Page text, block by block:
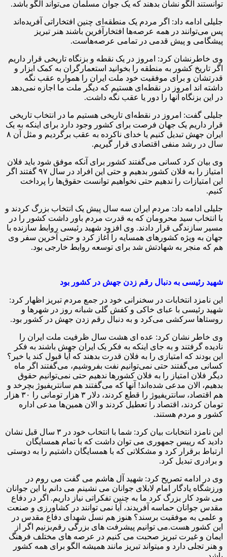
توانستند الگو نشان بدهند که یک جوان مسلمان می‌تواند الگو باشد.
جلیلی ادامه داد: اگر مردم یک منطقه‌ای چنین افتخاراتی آفریده‌اند
پس می‌توانند در همه عرصه‌ها افتخارآفرین باشند هنر تبریز
پیشگامی و پیش قدمی در تمامی عرصه‌هاست.
وی خاطرنشان کرد: امروز در یک نقطه و بزنگاه تاریخی قرار داریم
اگر تاریخ کشور به منطقه را بخوانید استعمارگران به کمک ابزار و
قدرتشان و برای موفقیت خود ملت ایران را همواره عقب نگه
داشته اند امروز در نقطه‌ای هستیم که دیگر ملت ما اجازه نمی‌دهد
در این بزنگاه آنها را دور یا عقب نگه داشت.
جلیلی گفت: امروز در نقطه‌ای تاریخی هستیم ما در انتخاب تاریخی
قرار داریم یک جهان فرصت برای کشور وجود دارد برای اینکه به یک
ایران جهش تبدیل کنیم یا خدای ناکرده به عقب برگردیم و مثل آن ۸
سال در رشد منفی اقتصادی قرار گیریم.
وی بیان کرد کسانی می‌گفتند کشور برای آنکه موفق شود باید فلان
امتیاز را به فلان کشور بدهیم و حتی این افراد در سال ۹۷ ‌گفتند اگر
این امتیازات را ندهیم حتی نخواهیم توانست حقوق‌ها را پرداخت
کنیم.
جلیلی ادامه داد: مردم ایران سه سال پیش یک انتخاب بزرگ کردند و
با انتخاب سید محرومان که به قدرت مردم باور داشت کشور را در
مسیر سازندگی قرار دادند. وی افزود شهید رئیسی روابط سازنده با
جهان به ویژه کشورهای همسایه را آغاز کرد و حتی آخرین سفر وی
هم که منجر به شهادتش شد برای توسعه روابط خارجی بود.
شهید رئیسی به دنبال رقم زدن جهش در کشور بود
این نامزد انتخابات در سخنرانی خود در جمع مردم تبریز اظهار کرد:
شهید رئیسی با عبای خاکی و کفش گلی شبانه روز در شهرها و
روستاها سرکشی می‌کرد و به دنبال رقم زدن جهش در کشور بود.
وی خاطر نشان کرد: عده ای هشت سال ظرفیت ملت ایران را
نادیده گرفتند و به جای اینکه به فکر یک ایران جهش باشند به فکر
این بودند که امتیازی را به فلان قدرت بدهند که آیا قبول کند یا خیر؟
کسانی می‌گفتند حتی نمی‌توانیم نفت بفروشیم، می‌گفتند اگر ماه
دیگر فلان امتیاز را به فلان کشورها ندهیم حتی نمی‌توانیم حقوق
بدهیم، الان مدعی شده‌اند! آنها که می‌گفتند هم سانتریفیوژ بچرخد و
هم اقتصاد، سانتریفیوژ را قطع کردند، دلار ۳ هزار تومانی را ۳۰ هزار
تومان کردند، اقتصاد را تعطیل کردند و الان همین‌ها مدعی اداره
کشور و مردم هستند.
این نامزد انتخابات بیان کرد: شما با انتخاب خود در ۳ سال قبل نشان
دادید که رییس جمهوری می توان داشت که با تمام همسایگان
ارتباط برقرار کرد و مشکلاتی که با همسایگان داشتیم را به دوستی
و برادری تبدیل کرد.
وی در ادامه تصریح کرد: شهید آل هاشم می گفت می روم در
ورزشگاه یادگار امام لابلای جوانان می نشینم می دانم با این جوانان
می شود کار بزرگ کرد ما به چنین تفکراتی نیاز داریم. اگر در دفاع
مقدس جوانان حماسه آفریدند، آیا نمی توانند در کشاورزی و صنعت
و علمی به موفقیت برسند؟ هنوز هم نسل شهدای دفاع مقدس در
این کشور هست.می توانیم پیشرفت های بزرگی رقم‌بزنیم اگر از
ایمان و غیرت تبریز صحبت می کنیم در عرصه های مختلف فرهنگ
و هنر تجلی دارد و میتواند تبریز مانند همیشه الگو برای همه کشور